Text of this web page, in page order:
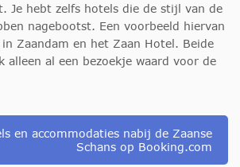
Je hebt zelfs hotels die de stijl van de
nagebootst. Een voorbeeld hiervan
Zaandam en het Zaan Hotel. Beide
alleen al een bezoekje waard voor de
en accommodaties nabij de Zaanse
Schans op Booking.com